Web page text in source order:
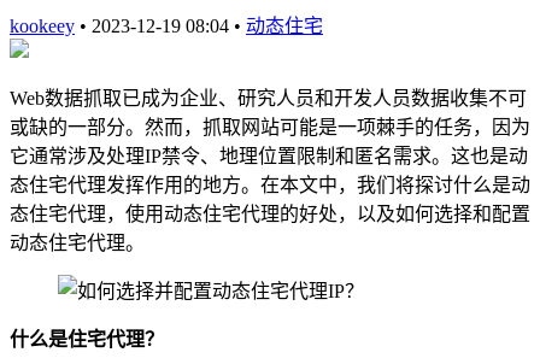
kookeey • 2023-12-19 08:04 • 动态住宅
Web数据抓取已成为企业、研究人员和开发人员数据收集不可
或缺的一部分。然而，抓取网站可能是一项棘手的任务，因为
它通常涉及处理IP禁令、地理位置限制和匿名需求。这也是动
态住宅代理发挥作用的地方。在本文中，我们将探讨什么是动
态住宅代理，使用动态住宅代理的好处，以及如何选择和配置
动态住宅代理。
什么是住宅代理？